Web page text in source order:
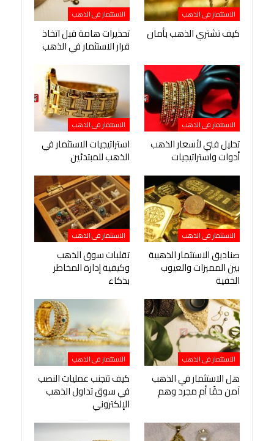
الاستثمار فى الذهب
كيف تشتري الذهب بأمان
الاستثمار فى الذهب
تحذيرات هامة قبل اتخاذ
قرار الاستثمار في الذهب
الاستثمار فى الذهب
تحليل فني لأسعار الذهب
أدوات واستراتيجيات
الاستثمار فى الذهب
استراتيجيات الاستثمار في
الذهب للمبتدئين
الاستثمار فى الذهب
صناديق الاستثمار الذهبية
بين المميزات والعيوب
الخفية
الاستثمار فى الذهب
تقلبات سوق الذهب
وكيفية إدارة المخاطر
بذكاء
الاستثمار فى الذهب
هل الاستثمار في الذهب
آمن حقًا أم مجرد وهم
الاستثمار فى الذهب
كيف تتجنب عمليات النصب
في سوق تداول الذهب
الإلكتروني